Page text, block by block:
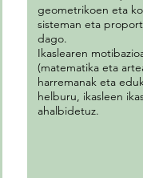
geometrikoen eta
sisteman eta
dago.
Ikaslearen
(matematika eta
harremanak eta
helburu, ikasleen
ahalbidetuz.